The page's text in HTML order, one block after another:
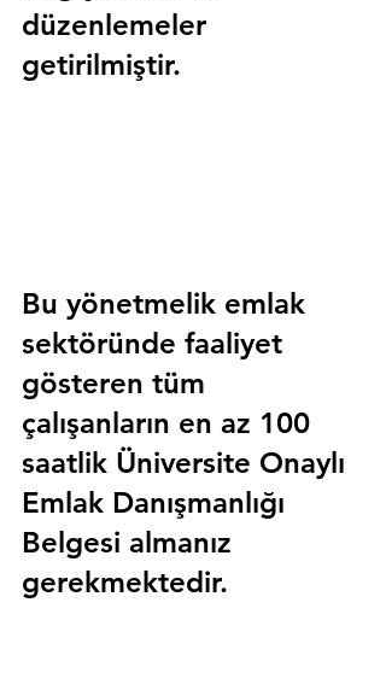
düzenlemeler
getirilmiştir.
Bu yönetmelik emlak
sektöründe faaliyet
gösteren tüm
çalışanların en az 100
saatlik Üniversite Onaylı
Emlak Danışmanlığı
Belgesi almanız
gerekmektedir.